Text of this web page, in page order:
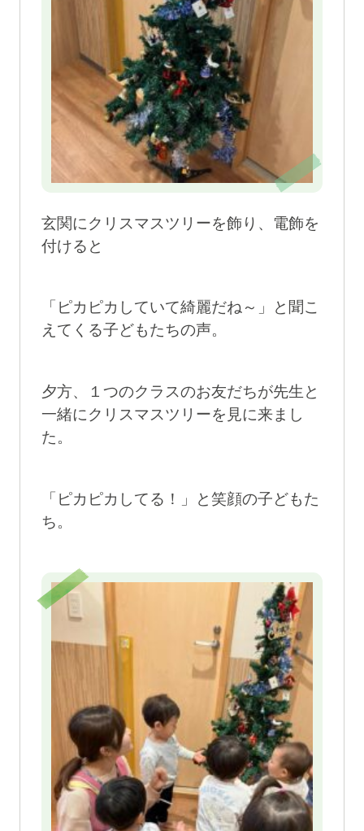
玄関にクリスマスツリーを飾り、電飾を
付けると
「ピカピカしていて綺麗だね～」と聞こ
えてくる子どもたちの声。
夕方、１つのクラスのお友だちが先生と
一緒にクリスマスツリーを見に来まし
た。
「ピカピカしてる！」と笑顔の子どもた
ち。